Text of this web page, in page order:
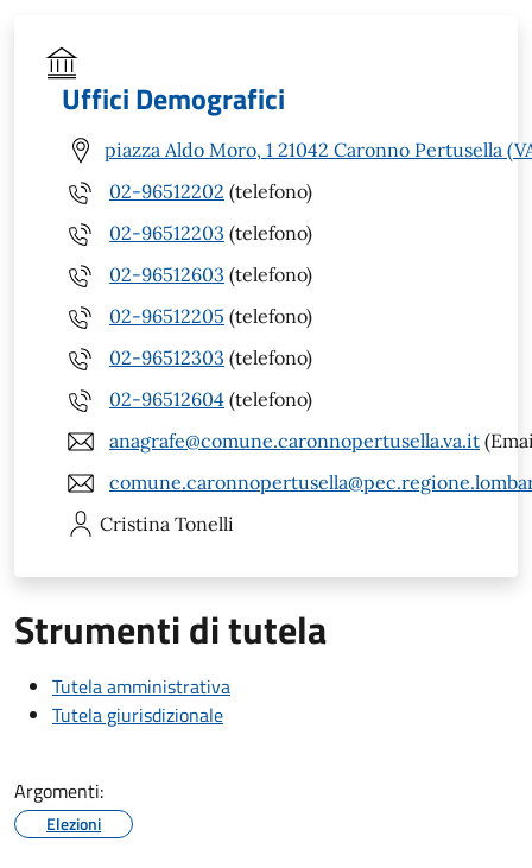
Uffici Demografici
piazza Aldo Moro, 1 21042 Caronno Pertusella
02-96512202 (telefono)
02-96512203 (telefono)
02-96512603 (telefono)
02-96512205 (telefono)
02-96512303 (telefono)
02-96512604 (telefono)
anagrafe@comune.caronnopertusella.va.it
Cristina Tonelli
Strumenti di tutela
Tutela amministrativa
Tutela giurisdizionale
Argomenti:
Elezioni